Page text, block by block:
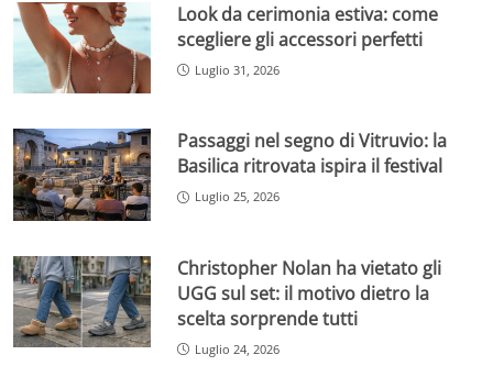
Look da cerimonia estiva: come
scegliere gli accessori perfetti
Luglio 31, 2026
Passaggi nel segno di Vitruvio: la
Basilica ritrovata ispira il festival
Luglio 25, 2026
Christopher Nolan ha vietato gli
UGG sul set: il motivo dietro la
scelta sorprende tutti
Luglio 24, 2026